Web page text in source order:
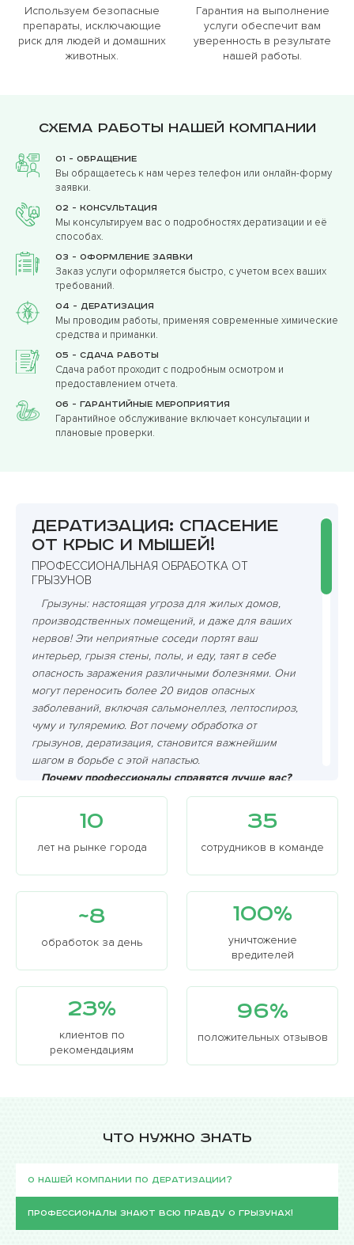
Используем безопасные
препараты, исключающие
риск для людей и домашних
животных.
Гарантия на выполнение
услуги обеспечит вам
уверенность в результате
нашей работы.
Схема работы нашей компании
01 - Обращение
Вы обращаетесь к нам через телефон или онлайн-форму
заявки.
02 - Консультация
Мы консультируем вас о подробностях дератизации и её
способах.
03 - Оформление заявки
Заказ услуги оформляется быстро, с учетом всех ваших
требований.
04 - Дератизация
Мы проводим работы, применяя современные химические
средства и приманки.
05 - Сдача работы
Сдача работ проходит с подробным осмотром и
предоставлением отчета.
06 - Гарантийные мероприятия
Гарантийное обслуживание включает консультации и
плановые проверки.
Дератизация: спасение
от крыс и мышей!
ПРОФЕССИОНАЛЬНАЯ ОБРАБОТКА ОТ
ГРЫЗУНОВ
Грызуны: настоящая угроза для жилых домов,
производственных помещений, и даже для ваших
нервов! Эти неприятные соседи портят ваш
интерьер, грызя стены, полы, и еду, таят в себе
опасность заражения различными болезнями. Они
могут переносить более 20 видов опасных
заболеваний, включая сальмонеллез, лептоспироз,
чуму и туляремию. Вот почему обработка от
грызунов, дератизация, становится важнейшим
шагом в борьбе с этой напастью.
Почему профессионалы справятся лучше вас?
Грызуны хитрее, чем вам кажется, и самостоятельно
избавиться от них очень сложно. Мышеловки?
Грызуны умны и хитры, они узнают ловушку и
избегают ее. Яды? Опасно для детей и домашних
10
лет на рынке города
35
сотрудников в команде
~8
обработок за день
100%
уничтожение
вредителей
23%
клиентов по
рекомендациям
96%
положительных отзывов
Что нужно знать
О нашей компании по дератизации?
Профессионалы знают всю правду о грызунах!